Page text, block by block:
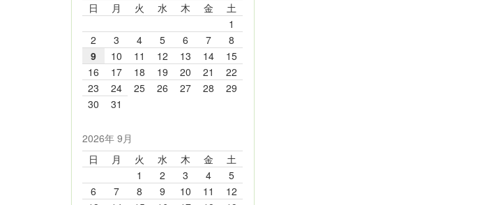
日
月 火 水 木 金
土
1
2
3 4 5 6 7
8
9
10 11 12 13 14
15
16
17 18 19 20 21
22
23
24 25 26 27 28
29
30
31
2026年 9月
日
月 火 水 木 金
土
1
2 3 4
5
6
7 8 9 10 11
12